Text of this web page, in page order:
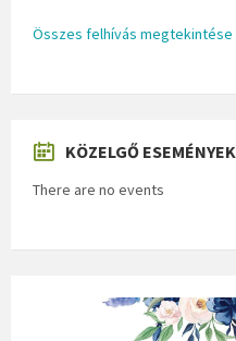
Összes felhívás megtekintése
KÖZELGŐ ESEMÉNYEK
There are no events